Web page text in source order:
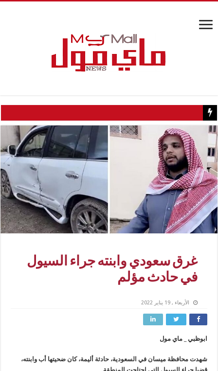
مفاجأة علمية.. علاج للكوليسترول يخلص الجسم من المواد السامة
غرق سعودي وابنته جراء السيول
في حادث مؤلم
الأربعاء , 19 يناير 2022
ابوظبي _ ماي مول
شهدت محافظة ميسان في السعودية، حادثة أليمة، كان ضحيتها أب وابنته،